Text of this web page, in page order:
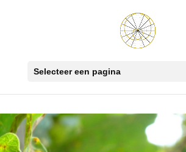
Selecteer een pagina